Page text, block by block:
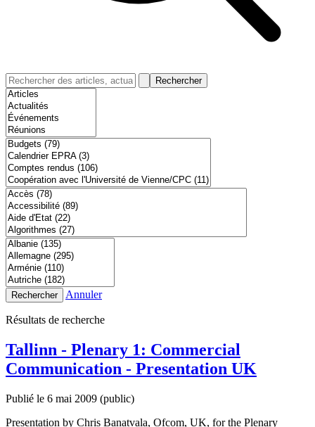
Rechercher
Rechercher Annuler
Résultats de recherche
Tallinn - Plenary 1: Commercial
Communication - Presentation UK
Publié le 6 mai 2009 (public)
Presentation by Chris Banatvala, Ofcom, UK, for the Plenary